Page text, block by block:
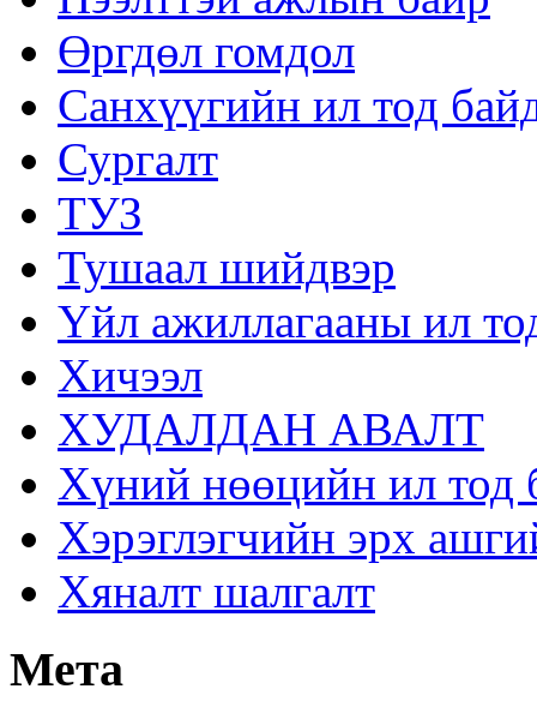
Өргдөл гомдол
Санхүүгийн ил тод
Сургалт
ТУЗ
Тушаал шийдвэр
Үйл ажиллагааны ил
Хичээл
ХУДАЛДАН АВАЛТ
Хүний нөөцийн ил тод
Хэрэглэгчийн эрх
Хяналт шалгалт
Мета